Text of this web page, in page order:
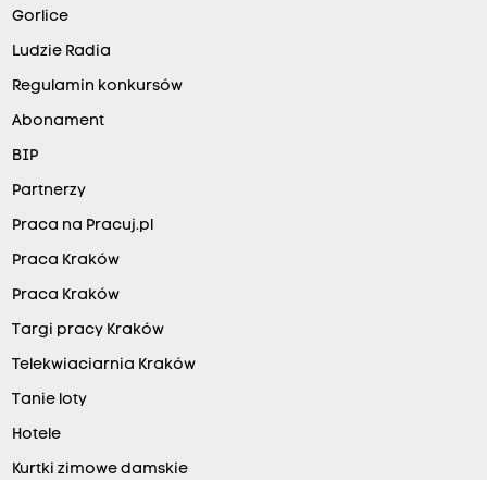
Gorlice
Ludzie Radia
Regulamin konkursów
Abonament
BIP
Partnerzy
Praca na Pracuj.pl
Praca Kraków
Praca Kraków
Targi pracy Kraków
Telekwiaciarnia Kraków
Tanie loty
Hotele
Kurtki zimowe damskie